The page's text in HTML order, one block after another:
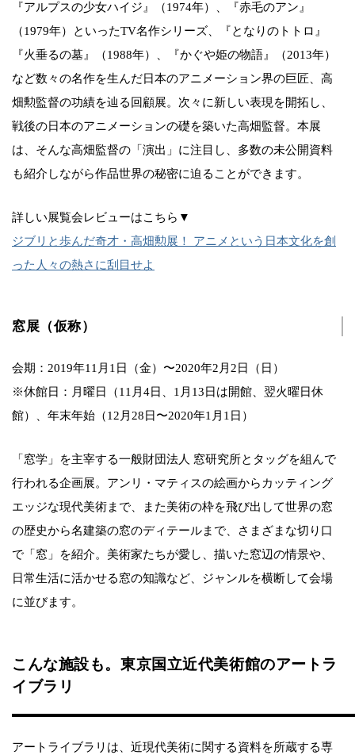
『アルプスの少女ハイジ』（1974年）、『赤毛のアン』
（1979年）といったTV名作シリーズ、『となりのトトロ』
『火垂るの墓』（1988年）、『かぐや姫の物語』（2013年）
など数々の名作を生んだ日本のアニメーション界の巨匠、高
畑勲監督の功績を辿る回顧展。次々に新しい表現を開拓し、
戦後の日本のアニメーションの礎を築いた高畑監督。本展
は、そんな高畑監督の「演出」に注目し、多数の未公開資料
も紹介しながら作品世界の秘密に迫ることができます。
詳しい展覧会レビューはこちら▼
ジブリと歩んだ奇才・高畑勲展！ アニメという日本文化を創
った人々の熱さに刮目せよ
窓展（仮称）
会期：2019年11月1日（金）〜2020年2月2日（日）
※休館日：月曜日（11月4日、1月13日は開館、翌火曜日休
館）、年末年始（12月28日〜2020年1月1日）
「窓学」を主宰する一般財団法人 窓研究所とタッグを組んで
行われる企画展。アンリ・マティスの絵画からカッティング
エッジな現代美術まで、また美術の枠を飛び出して世界の窓
の歴史から名建築の窓のディテールまで、さまざまな切り口
で「窓」を紹介。美術家たちが愛し、描いた窓辺の情景や、
日常生活に活かせる窓の知識など、ジャンルを横断して会場
に並びます。
こんな施設も。東京国立近代美術館のアートラ
イブラリ
アートライブラリは、近現代美術に関する資料を所蔵する専